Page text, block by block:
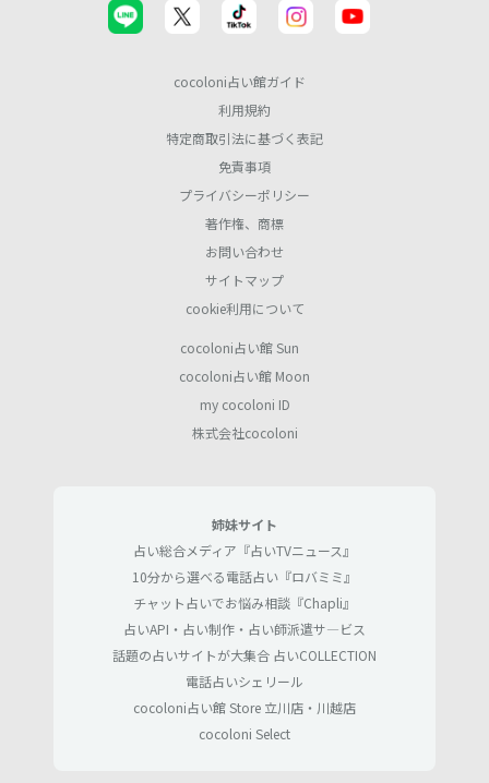
cocoloni占い館ガイド
利用規約
特定商取引法に基づく表記
免責事項
プライバシーポリシー
著作権、商標
お問い合わせ
サイトマップ
cookie利用について
cocoloni占い館 Sun
cocoloni占い館 Moon
my cocoloni ID
株式会社cocoloni
姉妹サイト
占い総合メディア『占いTVニュース』
10分から選べる電話占い『ロバミミ』
チャット占いでお悩み相談『Chapli』
占いAPI・占い制作・占い師派遣サ―ビス
話題の占いサイトが大集合 占いCOLLECTION
電話占いシェリール
cocoloni占い館 Store 立川店・川越店
cocoloni Select